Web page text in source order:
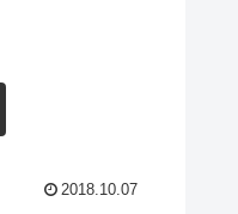
2018.10.07